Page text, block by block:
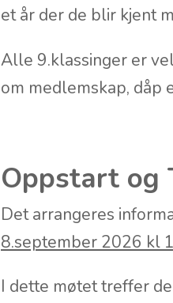
et år der de blir kjent
Alle 9.klassinger er
om medlemskap, dåp
Oppstart og
Det arrangeres
8.september 2026 kl
I dette møtet treffer